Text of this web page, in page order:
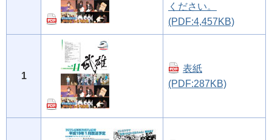
ください。
(PDF:4,457KB)
1
表紙
(PDF:287KB)